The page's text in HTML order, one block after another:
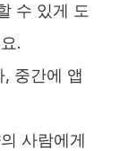
수 있게 도
.
중간에 앱
사람에게